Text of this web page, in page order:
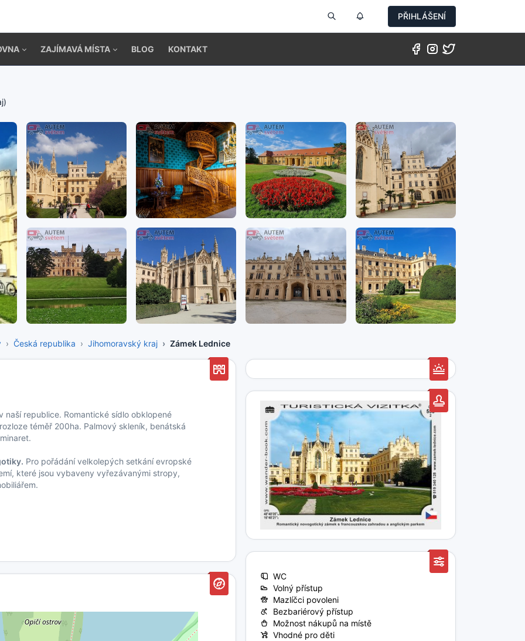
PŘIHLÁŠENÍ
ZAJÍMAVÁ MÍSTA BLOG KONTAKT
Česká republika Jihomoravský kraj Zámek Lednice
republice. Romantické sídlo obklopené
téměř 200ha. Palmový skleník, benátská
Pro pořádání velkolepých setkání evropské
které jsou vybaveny vyřezávanými stropy,
WC
Volný přístup
Mazlíčci povoleni
Bezbariérový přístup
Možnost nákupů na místě
Vhodné pro děti